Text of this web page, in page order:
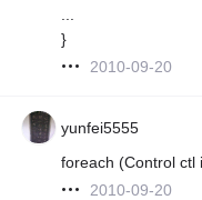
}
2010-09-20
yunfei5555
foreach (Control ctl
2010-09-20